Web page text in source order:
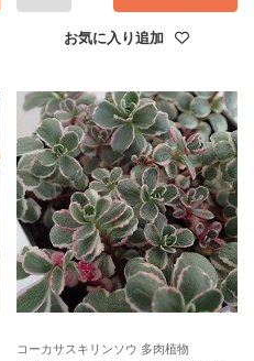
お気に入り追加
コーカサスキリンソウ 多肉植物